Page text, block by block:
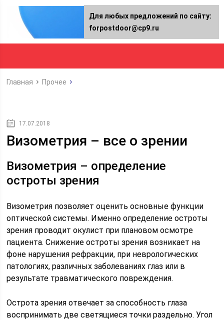
Главная Прочее
17.07.2018
Визометрия – все о зрении
Визометрия – определение
остроты зрения
Визометрия позволяет оценить основные функции
оптической системы. Именно определение остроты
зрения проводит окулист при плановом осмотре
пациента. Снижение остроты зрения возникает на
фоне нарушения рефракции, при неврологических
патологиях, различных заболеваниях глаз или в
результате травматического повреждения.
Острота зрения отвечает за способность глаза
воспринимать две светящиеся точки раздельно. Угол
Для любых предложений по сайту:
forpostdoor@cp9.ru